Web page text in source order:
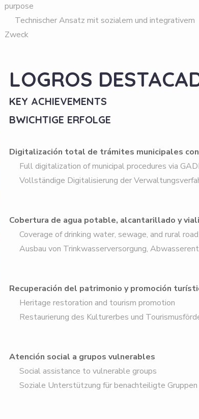
purpose
Technischer Ansatz mit sozialem und integrativem
Zweck
LOGROS
KEY ACHIEVEMENTS
BWICHTIGE ERFOLGE
Digitalización total de trámites municipales
Full digitalization of municipal procedures via
Vollständige Digitalisierung der
Cobertura de agua potable, alcantarillado y
Coverage of drinking water, sewage, and rural
Ausbau von Trinkwasserversorgung,
Recuperación del patrimonio y promoción
Heritage restoration and tourism promotion
Restaurierung des Kulturerbes und
Atención social a grupos vulnerables
Social assistance to vulnerable groups
Soziale Unterstützung für benachteiligte Gruppen